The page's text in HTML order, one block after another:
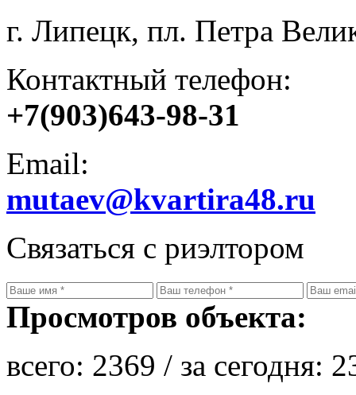
г. Липецк, пл. Петра
Контактный телефон:
+7(903)643-98-31
Email:
mutaev@kvartira48.ru
Связаться с риэлтором
Просмотров объекта:
всего: 2369 / за сегодня: